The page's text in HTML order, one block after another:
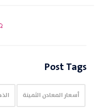
Post Tags
أسعار المعادن الثمينة